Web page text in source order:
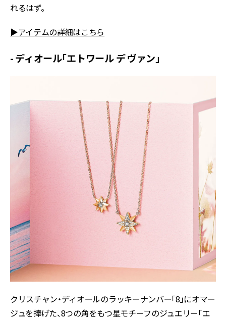
れるはず。
▶アイテムの詳細はこちら
- ディオール「エトワール デ ヴァン」
クリスチャン・ディオールのラッキーナンバー「8」にオマー
ジュを捧げた、8つの角をもつ星モチーフのジュエリー「エ